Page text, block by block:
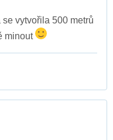
vytvořila 500 metrů
minout